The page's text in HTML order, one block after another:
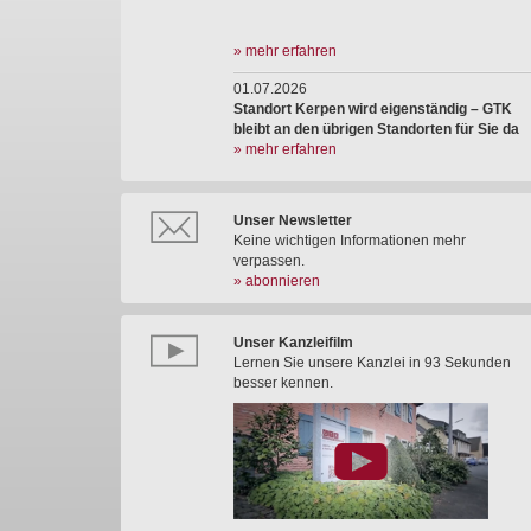
» mehr erfahren
01.07.2026
Standort Kerpen wird eigenständig – GTK
bleibt an den übrigen Standorten für Sie da
» mehr erfahren
Unser Newsletter
Keine wichtigen Informationen mehr
verpassen.
» abonnieren
Unser Kanzleifilm
Lernen Sie unsere Kanzlei in 93 Sekunden
besser kennen.